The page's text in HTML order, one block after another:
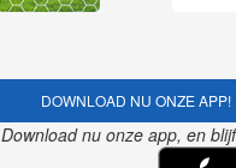
DOWNLOAD NU ONZE APP!
Download nu onze app, en